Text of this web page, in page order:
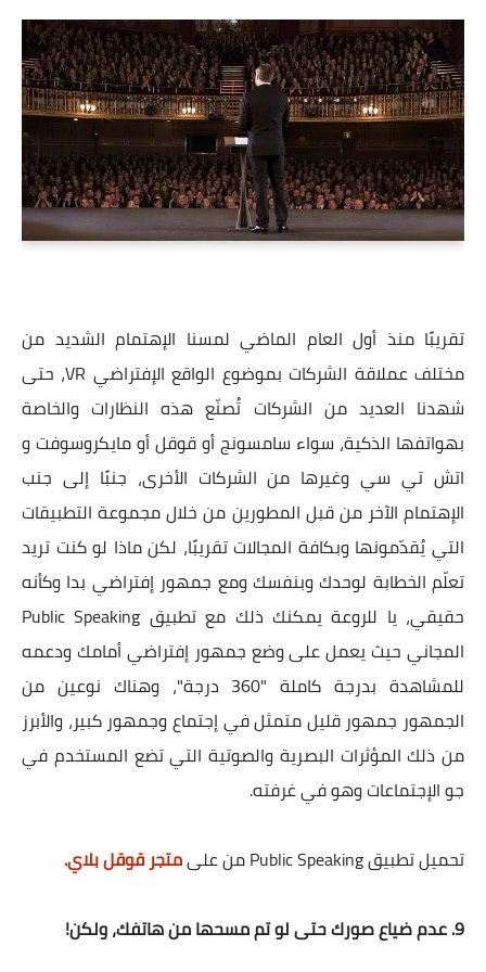
تقريبًا منذ أول العام الماضي لمسنا الإهتمام الشديد من
مختلف عملاقة الشركات بموضوع الواقع الإفتراضي VR، حتى
شهدنا العديد من الشركات تُصنّع هذه النظارات والخاصة
بهواتفها الذكية، سواء سامسونج أو قوقل أو مايكروسوفت و
اتش تي سي وغيرها من الشركات الأخرى، جنبًا إلى جنب
الإهتمام الآخر من قبل المطورين من خلال مجموعة التطبيقات
التي يُقدّمونها وبكافة المجالات تقريبًا، لكن ماذا لو كنت تريد
تعلّم الخطابة لوحدك وبنفسك ومع جمهور إفتراضي بدا وكأنه
حقيقي، يا للروعة يمكنك ذلك مع تطبيق Public Speaking
المجاني حيث يعمل على وضع جمهور إفتراضي أمامك ودعمه
للمشاهدة بدرجة كاملة "360 درجة"، وهناك نوعين من
الجمهور جمهور قليل متمثل في إجتماع وجمهور كبير، والأبرز
من ذلك المؤثرات البصرية والصوتية التي تضع المستخدم في
جو الإجتماعات وهو في غرفته.
تحميل تطبيق Public Speaking من على متجر قوقل بلاي.
9. عدم ضياع صورك حتى لو تم مسحها من هاتفك، ولكن!